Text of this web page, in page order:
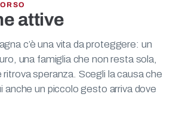
attive
c’è una vita da proteggere: un
una famiglia che non resta sola,
speranza. Scegli la causa che
un piccolo gesto arriva dove